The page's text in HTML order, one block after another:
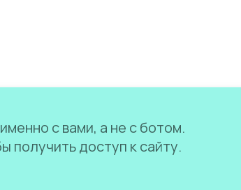
с вами, а не с ботом.
получить доступ к сайту.